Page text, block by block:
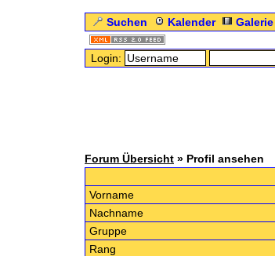
Suchen
Kalender Galerie
Login:
Forum Übersicht » Profil ansehen
Vorname
Nachname
Gruppe
Rang